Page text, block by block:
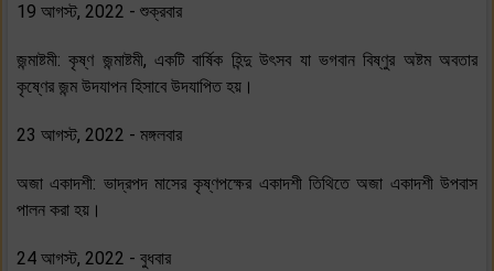
19 আগস্ট, 2022 - শুক্রবার
জন্মাষ্টমী: কৃষ্ণ জন্মাষ্টমী, একটি বার্ষিক হিন্দু উৎসব যা ভগবান বিষ্ণুর অষ্টম অবতার
কৃষ্ণের জন্ম উদযাপন হিসাবে উদযাপিত হয়।
23 আগস্ট, 2022 - মঙ্গলবার
অজা একাদশী: ভাদ্রপদ মাসের কৃষ্ণপক্ষের একাদশী তিথিতে অজা একাদশী উপবাস
পালন করা হয়।
24 আগস্ট, 2022 - বুধবার